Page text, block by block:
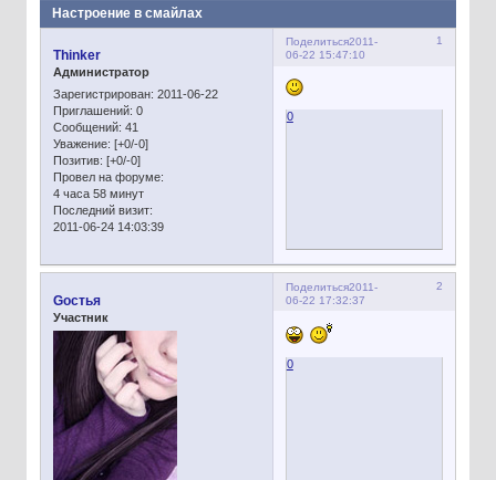
Настроение в смайлах
Поделиться 1
2011-
06-22 15:47:10
Thinker
Администратор
Зарегистрирован: 2011-06-22
Приглашений: 0
Сообщений: 41
Уважение: [+0/-0]
Позитив: [+0/-0]
Провел на форуме:
4 часа 58 минут
Последний визит:
2011-06-24 14:03:39
0
Поделиться 2
2011-
06-22 17:32:37
Gостья
Участник
0